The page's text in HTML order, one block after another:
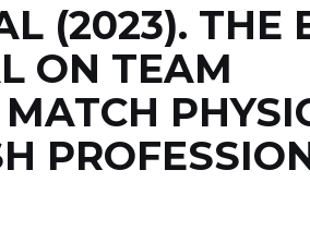
(2023). THE
ON TEAM